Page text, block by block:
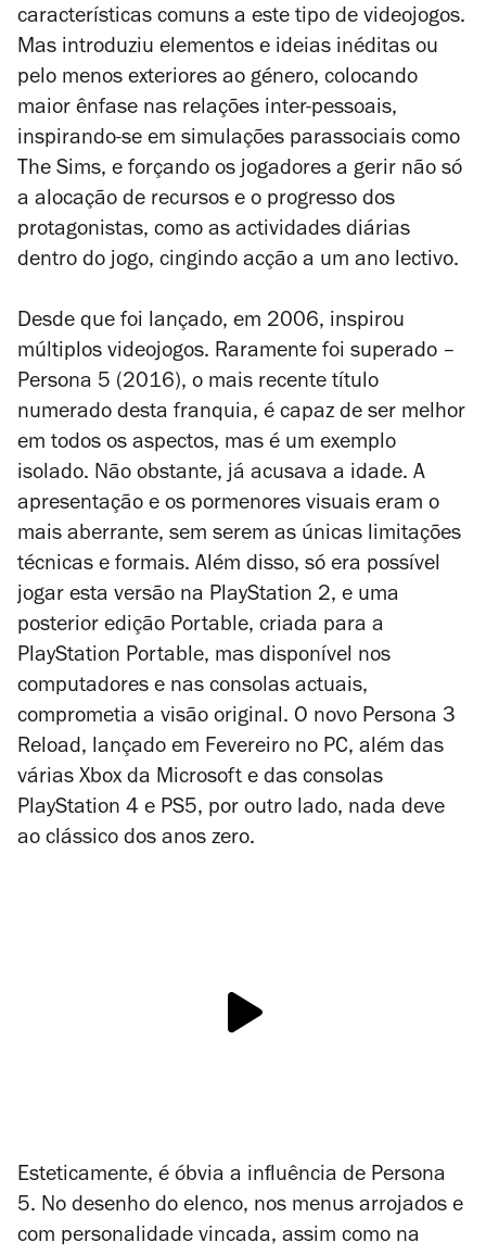
características comuns a este tipo de videojogos.
Mas introduziu elementos e ideias inéditas ou
pelo menos exteriores ao género, colocando
maior ênfase nas relações inter-pessoais,
inspirando-se em simulações parassociais como
The Sims, e forçando os jogadores a gerir não só
a alocação de recursos e o progresso dos
protagonistas, como as actividades diárias
dentro do jogo, cingindo acção a um ano lectivo.
Desde que foi lançado, em 2006, inspirou
múltiplos videojogos. Raramente foi superado –
Persona 5 (2016), o mais recente título
numerado desta franquia, é capaz de ser melhor
em todos os aspectos, mas é um exemplo
isolado. Não obstante, já acusava a idade. A
apresentação e os pormenores visuais eram o
mais aberrante, sem serem as únicas limitações
técnicas e formais. Além disso, só era possível
jogar esta versão na PlayStation 2, e uma
posterior edição Portable, criada para a
PlayStation Portable, mas disponível nos
computadores e nas consolas actuais,
comprometia a visão original. O novo Persona 3
Reload, lançado em Fevereiro no PC, além das
várias Xbox da Microsoft e das consolas
PlayStation 4 e PS5, por outro lado, nada deve
ao clássico dos anos zero.
Esteticamente, é óbvia a influência de Persona
5. No desenho do elenco, nos menus arrojados e
com personalidade vincada, assim como na